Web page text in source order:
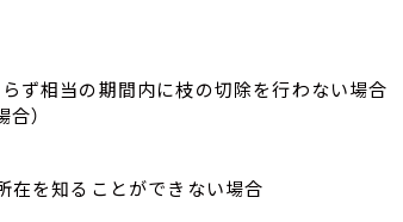
ず相当の期間内に枝の切除を行わない場合
）
在を知ることができない場合